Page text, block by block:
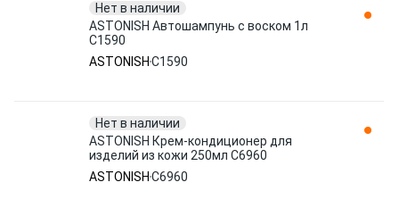
Нет в наличии
ASTONISH Автошампунь с воском 1л
C1590
ASTONISH C1590
Нет в наличии
ASTONISH Крем-кондиционер для
изделий из кожи 250мл C6960
ASTONISH C6960